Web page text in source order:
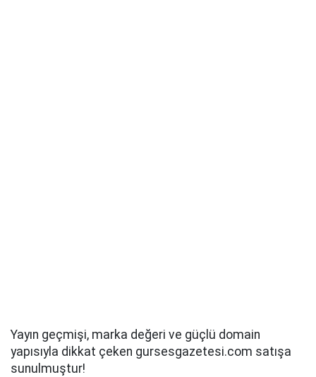
Yayın geçmişi, marka değeri ve güçlü domain
yapısıyla dikkat çeken gursesgazetesi.com satışa
sunulmuştur!